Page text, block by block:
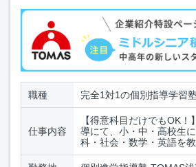
職種 完全1対1の個別指導学習
仕事内容
【得意科目だけでもOK
導にて、小・中・高校生
科・社会・数学・英語を教